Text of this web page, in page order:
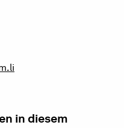
in diesem